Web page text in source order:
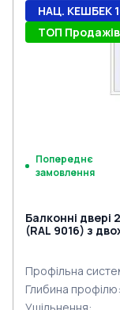
НАЦ. КЕШБЕК
ТОП Продажів
Попереднє
замовлення
Балконні двері
(RAL 9016) з
Профільна
Глибина профілю: